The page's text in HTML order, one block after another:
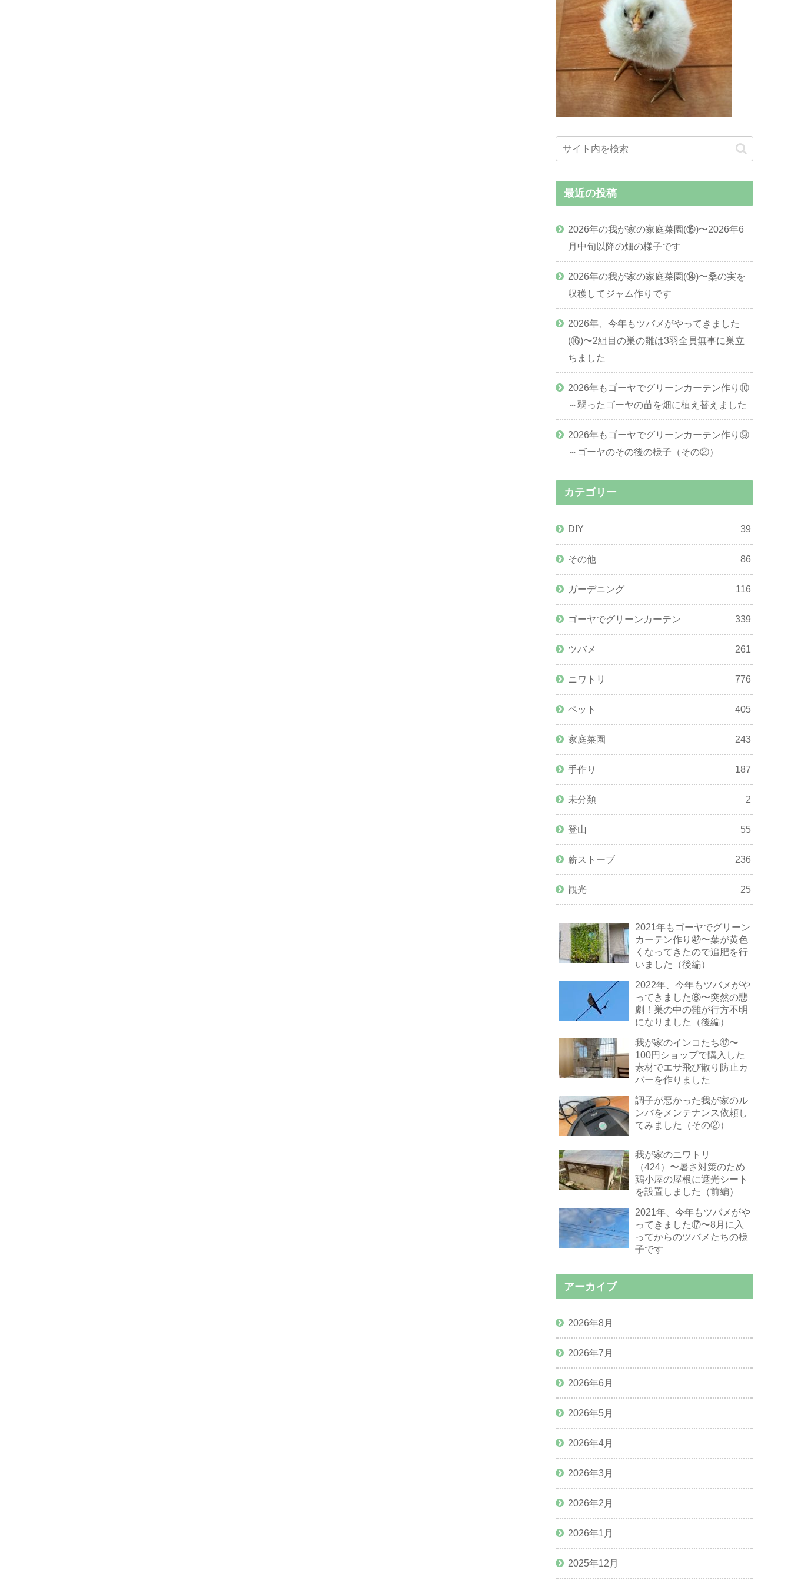
最近の投稿
2026年の我が家の家庭菜園(⑮)〜2026年6
月中旬以降の畑の様子です
2026年の我が家の家庭菜園(⑭)〜桑の実を
収穫してジャム作りです
2026年、今年もツバメがやってきました
(⑯)〜2組目の巣の雛は3羽全員無事に巣立
ちました
2026年もゴーヤでグリーンカーテン作り⑩
～弱ったゴーヤの苗を畑に植え替えました
2026年もゴーヤでグリーンカーテン作り⑨
～ゴーヤのその後の様子（その②）
カテゴリー
DIY 39
その他 86
ガーデニング 116
ゴーヤでグリーンカーテン 339
ツバメ 261
ニワトリ 776
ペット 405
家庭菜園 243
手作り 187
未分類 2
登山 55
薪ストーブ 236
観光 25
2021年もゴーヤでグリーン
カーテン作り㊷〜葉が黄色
くなってきたので追肥を行
いました（後編）
2022年、今年もツバメがや
ってきました⑧〜突然の悲
劇！巣の中の雛が行方不明
になりました（後編）
我が家のインコたち㊷〜
100円ショップで購入した
素材でエサ飛び散り防止カ
バーを作りました
調子が悪かった我が家のル
ンバをメンテナンス依頼し
てみました（その②）
我が家のニワトリ
（424）〜暑さ対策のため
鶏小屋の屋根に遮光シート
を設置しました（前編）
2021年、今年もツバメがや
ってきました⑰〜8月に入
ってからのツバメたちの様
子です
アーカイブ
2026年8月
2026年7月
2026年6月
2026年5月
2026年4月
2026年3月
2026年2月
2026年1月
2025年12月